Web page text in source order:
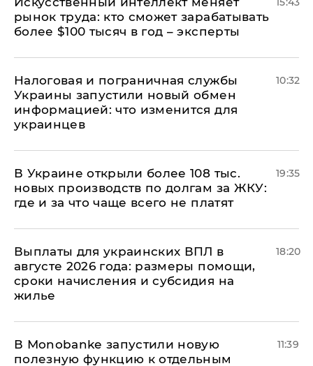
рынок труда: кто сможет зарабатывать
более $100 тысяч в год – эксперты
Налоговая и пограничная службы
Украины запустили новый обмен
информацией: что изменится для
украинцев
10:32
В Украине открыли более 108 тыс.
новых производств по долгам за ЖКУ:
где и за что чаще всего не платят
19:35
Выплаты для украинских ВПЛ в
августе 2026 года: размеры помощи,
сроки начисления и субсидия на
жилье
18:20
В Мonobankе запустили новую
полезную функцию к отдельным
11:39